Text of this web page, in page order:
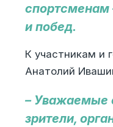
спортсменам
и побед.
К участникам и
Анатолий
– Уважаемые
зрители,